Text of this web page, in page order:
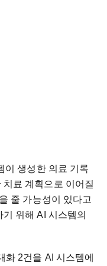
이 생성한 의료 기록
료 계획으로 이어질
줄 가능성이 있다고
위해 AI 시스템의
화 2건을 AI 시스템에